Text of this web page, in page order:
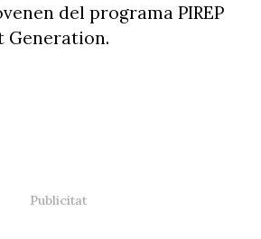
del programa PIREP
Generation.